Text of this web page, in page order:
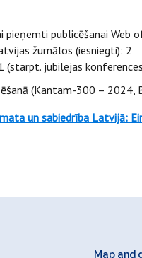
publicēšanai Web
žurnālos (iesniegti): 2
jubilejas
(Kantam-300 –
un sabiedrība Latvijā:
Map and